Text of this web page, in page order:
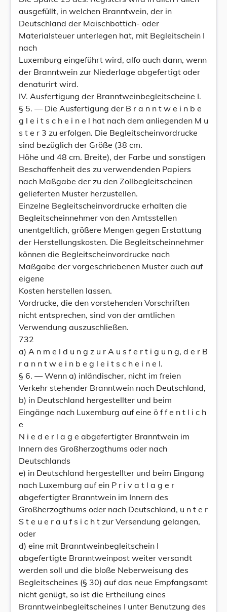
ausgefüllt, in welchen Branntwein, der in
Deutschland der Maischbottich- oder
Materialsteuer unterlegen hat, mit Begleitschein I
nach
Luxemburg eingeführt wird, alfo auch dann, wenn
der Branntwein zur Niederlage abgefertigt oder
denaturirt wird.
IV. Ausfertigung der Branntweinbegleitscheine I.
§ 5. — Die Ausfertigung der B r a n n t w e i n b e
g l e i t s c h e i n e l hat nach dem anliegenden M u
s t e r 3 zu erfolgen. Die Begleitscheinvordrucke
sind bezüglich der Größe (38 cm.
Höhe und 48 cm. Breite), der Farbe und sonstigen
Beschaffenheit des zu verwendenden Papiers
nach Maßgabe der zu den Zollbegleitscheinen
gelieferten Muster herzustellen.
Einzelne Begleitscheinvordrucke erhalten die
Begleitscheinnehmer von den Amtsstellen
unentgeltlich, größere Mengen gegen Erstattung
der Herstellungskosten. Die Begleitscheinnehmer
können die Begleitscheinvordrucke nach
Maßgabe der vorgeschriebenen Muster auch auf
eigene
Kosten herstellen lassen.
Vordrucke, die den vorstehenden Vorschriften
nicht entsprechen, sind von der amtlichen
Verwendung auszuschließen.
732
a) A n m e l d u n g z u r A u s f e r t i g u n g, d e r B
r a n n t w e i n b e g l e i t s c h e i n e I.
§ 6. — Wenn a) inländischer, nicht im freien
Verkehr stehender Branntwein nach Deutschland,
b) in Deutschland hergestellter und beim
Eingänge nach Luxemburg auf eine ö f f e n t l i c h
e
N i e d e r l a g e abgefertigter Branntwein im
Innern des Großherzogthums oder nach
Deutschlands
e) in Deutschland hergestellter und beim Eingang
nach Luxemburg auf ein P r i v a t l a g e r
abgefertigter Branntwein im Innern des
Großherzogthums oder nach Deutschland, u n t e r
S t e u e r a u f s i c h t zur Versendung gelangen,
oder
d) eine mit Branntweinbegleitschein I
abgefertigte Branntweinpost weiter versandt
werden soll und die bloße Neberweisung des
Begleitscheines (§ 30) auf das neue Empfangsamt
nicht genügt, so ist die Ertheilung eines
Branntweinbegleitscheines I unter Benutzung des